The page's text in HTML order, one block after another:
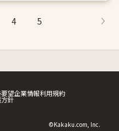
4 5
望企業情報利用規約
針
©Kakaku.com, Inc.